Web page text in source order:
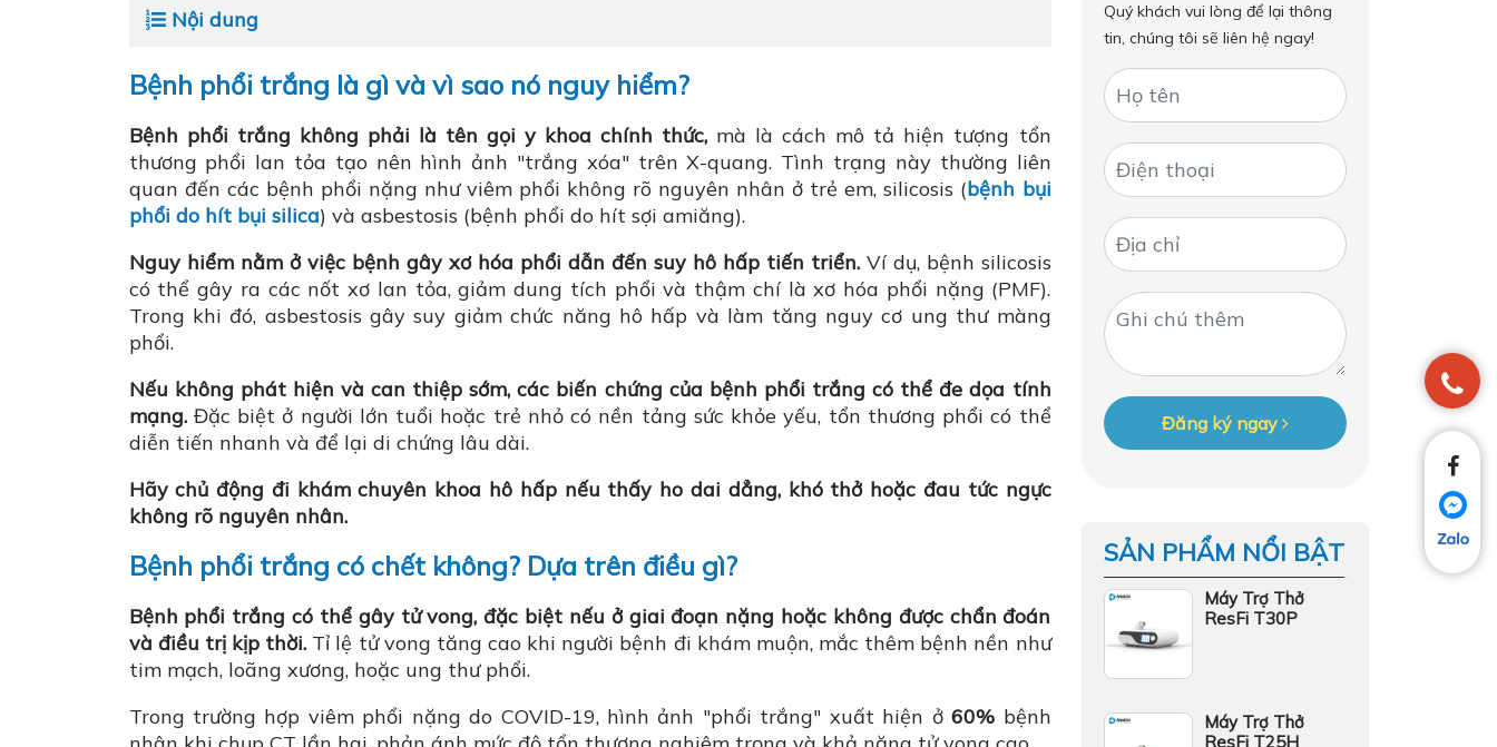
Nội dung
Bệnh phổi trắng là gì và vì sao nó nguy hiểm?
Bệnh phổi trắng không phải là tên gọi y khoa chính thức, mà là cách mô tả hiện tượng tổn
thương phổi lan tỏa tạo nên hình ảnh "trắng xóa" trên X-quang. Tình trạng này thường liên
quan đến các bệnh phổi nặng như viêm phổi không rõ nguyên nhân ở trẻ em, silicosis (bệnh bụi
phổi do hít bụi silica) và asbestosis (bệnh phổi do hít sợi amiăng).
Nguy hiểm nằm ở việc bệnh gây xơ hóa phổi dẫn đến suy hô hấp tiến triển.Ví dụ, bệnh silicosis
có thể gây ra các nốt xơ lan tỏa, giảm dung tích phổi và thậm chí là xơ hóa phổi nặng (PMF).
Trong khi đó, asbestosis gây suy giảm chức năng hô hấp và làm tăng nguy cơ ung thư màng
phổi.
Nếu không phát hiện và can thiệp sớm, các biến chứng của bệnh phổi trắng có thể đe dọa tính
mạng.Đặc biệt ở người lớn tuổi hoặc trẻ nhỏ có nền tảng sức khỏe yếu, tổn thương phổi có thể
diễn tiến nhanh và để lại di chứng lâu dài.
Hãy chủ động đi khám chuyên khoa hô hấp nếu thấy ho dai dẳng, khó thở hoặc đau tức ngực
không rõ nguyên nhân.
Bệnh phổi trắng có chết không? Dựa trên điều gì?
Bệnh phổi trắng có thể gây tử vong, đặc biệt nếu ở giai đoạn nặng hoặc không được chẩn đoán
và điều trị kịp thời. Tỉ lệ tử vong tăng cao khi người bệnh đi khám muộn, mắc thêm bệnh nền như
tim mạch, loãng xương, hoặc ung thư phổi.
Trong trường hợp viêm phổi nặng do COVID-19, hình ảnh "phổi trắng" xuất hiện ở60% bệnh
Quý khách vui lòng để lại thông
tin, chúng tôi sẽ liên hệ ngay!
Đăng ký ngay
SẢN PHẨM NỔI BẬT
Máy Trợ Thở
ResFi T30P
Máy Trợ Thở
ResFi T25H